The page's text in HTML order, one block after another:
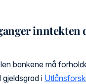
inntekten
bankene må
gjeldsgrad i